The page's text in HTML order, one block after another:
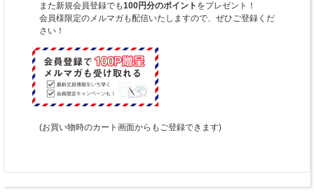
また新規会員登録でも100円分のポイント をプレゼント！
会員様限定のメルマガも配信いたしますので、ぜひご登録くだ
さい！
(お買い物時のカート画面からもご登録できます)